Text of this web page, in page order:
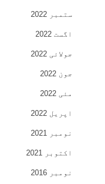
ستمبر 2022
اگست 2022
جولائی 2022
جون 2022
مئی 2022
اپریل 2022
نومبر 2021
اکتوبر 2021
نومبر 2016